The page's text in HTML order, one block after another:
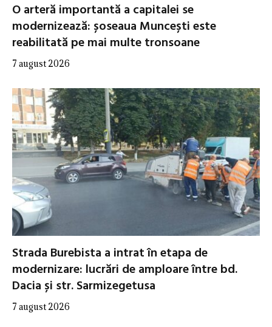
O arteră importantă a capitalei se
modernizează: șoseaua Muncești este
reabilitată pe mai multe tronsoane
7 august 2026
Strada Burebista a intrat în etapa de
modernizare: lucrări de amploare între bd.
Dacia și str. Sarmizegetusa
7 august 2026